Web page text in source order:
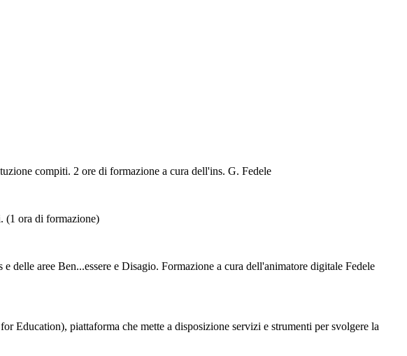
compiti. 2 ore di formazione a cura dell'ins. G. Fedele
(1 ora di formazione)
delle aree Ben...essere e Disagio. Formazione a cura dell'animatore digitale Fedele
Education), piattaforma che mette a disposizione servizi e strumenti per svolgere la